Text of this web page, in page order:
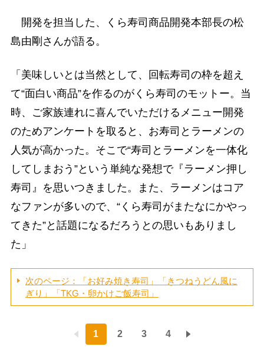
開発を担当した、くら寿司商品開発本部長の松
島由剛さんが語る。
「美味しいとは当然として、回転寿司の枠を超え
て“面白い商品”を作るのがくら寿司のモットー。当
時、ご家族連れに喜んでいただけるメニュー開発
のためアンケートを取ると、お寿司とラーメンの
人気が高かった。そこで“寿司とラーメンを一体化
してしまおう”という単純な発想で『ラーメン押し
寿司』を思いつきました。また、ラーメンはコア
なファンが多いので、“くら寿司がまたなにかやっ
てきた”と話題になるだろうとの思いもありまし
た」
次のページ：「お好み焼き寿司」「きつねうどん風に
ぎり」「TKG・卵かけご飯寿司」
1 2 3 4